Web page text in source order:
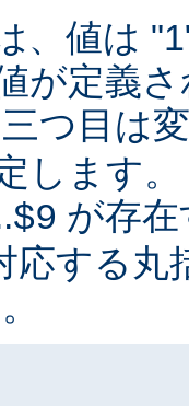
、値は
が定義
つ目は
します
$9 が存
応する丸